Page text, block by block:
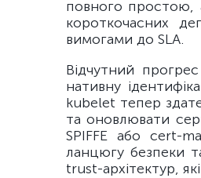
повного простою,
короткочасних
вимогами до SLA.
Відчутний
нативну
kubelet тепер
та оновлювати
SPIFFE або cert-
ланцюгу безпеки
trust-архітектур,